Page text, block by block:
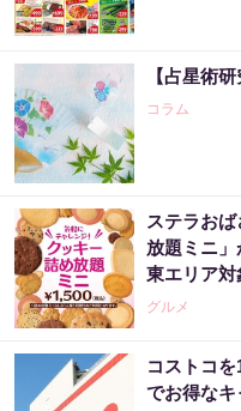
【占星術
コラム
ステラお
放題ミニ」
東エリア対
グルメ
コストコ
でお得なキ